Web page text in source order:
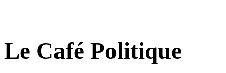
Le Café Politique